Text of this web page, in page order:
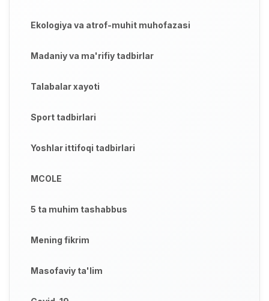
Ekologiya va atrof-muhit muhofazasi
Madaniy va ma'rifiy tadbirlar
Talabalar xayoti
Sport tadbirlari
Yoshlar ittifoqi tadbirlari
MCOLE
5 ta muhim tashabbus
Mening fikrim
Masofaviy ta'lim